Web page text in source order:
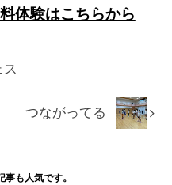
体験はこちらから
つながってる
事も人気です。